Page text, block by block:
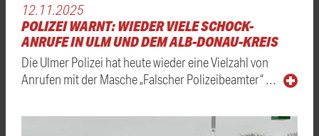
12.11.2025
POLIZEI WARNT: WIEDER VIELE SCHOCK-
ANRUFE IN ULM UND DEM ALB-DONAU-KREIS
Die Ulmer Polizei hat heute wieder eine Vielzahl von
Anrufen mit der Masche „Falscher Polizeibeamter“ …